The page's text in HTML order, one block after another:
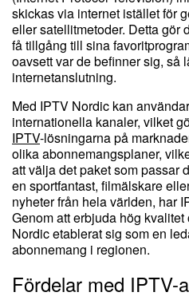
skickas via internet istället för
eller satellitmetoder. Detta gör
få tillgång till sina
oavsett var de befinner sig, så
internetanslutning.
Med IPTV Nordic kan
internationella kanaler, vilket
IPTV-lösningarna på
olika abonnemangsplaner,
att välja det paket som passar
en sportfantast, filmälskare
nyheter från hela världen, har
Genom att erbjuda hög
Nordic etablerat sig som en
abonnemang i regionen.
Fördelar med IPTV-